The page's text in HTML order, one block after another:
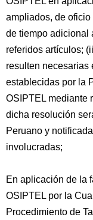
ampliados, de
de tiempo adicional
referidos artículos;
resulten necesarias
establecidas por la
OSIPTEL mediante
dicha resolución
Peruano y
involucradas;
En aplicación de la
OSIPTEL por la
Procedimiento de